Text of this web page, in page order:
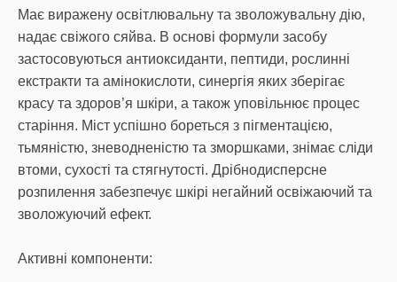
Має виражену освітлювальну та зволожувальну дію,
надає свіжого сяйва. В основі формули засобу
застосовуються антиоксиданти, пептиди, рослинні
екстракти та амінокислоти, синергія яких зберігає
красу та здоров’я шкіри, а також уповільнює процес
старіння. Міст успішно бореться з пігментацією,
тьмяністю, зневодненістю та зморшками, знімає сліди
втоми, сухості та стягнутості. Дрібнодисперсне
розпилення забезпечує шкірі негайний освіжаючий та
зволожуючий ефект.
Активні компоненти: